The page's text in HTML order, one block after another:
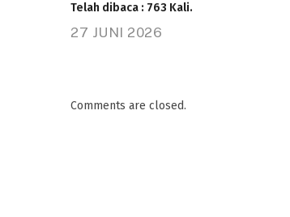
Telah dibaca : 763 Kali.
27 JUNI 2026
Comments are closed.